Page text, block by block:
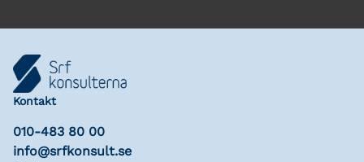
Kontakt
010-483 80 00
info@srfkonsult.se